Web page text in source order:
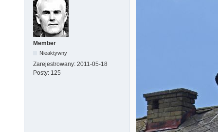
Member
Nieaktywny
Zarejestrowany: 2011-05-18
Posty: 125